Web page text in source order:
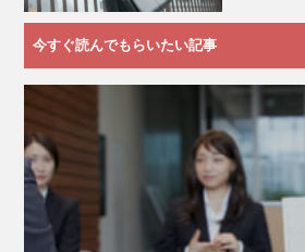
今すぐ読んでもらいたい記事